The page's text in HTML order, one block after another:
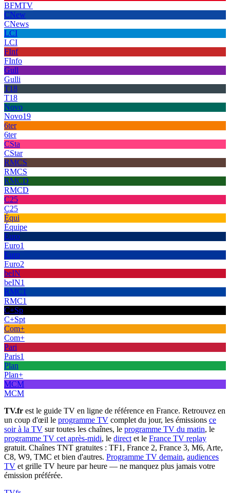
BFMTV
CNew
CNews
LCI
LCI
FInf
FInfo
Gull
Gulli
T18
T18
Novo
Novo19
6ter
6ter
CSta
CStar
RMCS
RMCS
RMCD
RMCD
C25
C25
Équi
Équipe
Euro
Euro1
Euro
Euro2
beIN
beIN1
RMC1
RMC1
C+Sp
C+Spt
Com+
Com+
Pari
Paris1
Plan
Plan+
MCM
MCM
TV.fr est le guide TV en ligne de référence en France. Retrouvez en
un coup d'œil le programme TV complet du jour, les émissions ce
soir à la TV sur toutes les chaînes, le programme TV du matin, le
programme TV cet après-midi, le direct et le France TV replay
gratuit. Chaînes TNT gratuites : TF1, France 2, France 3, M6, Arte,
C8, W9, TMC et bien d'autres. Programme TV demain, audiences
TV et grille TV heure par heure — ne manquez plus jamais votre
émission préférée.